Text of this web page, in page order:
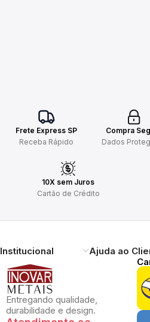
Frete Express SP
Receba Rápido
Compra
Dados
10X sem Juros
Cartão de Crédito
Institucional Ajuda ao
Entregando qualidade,
durabilidade e design.